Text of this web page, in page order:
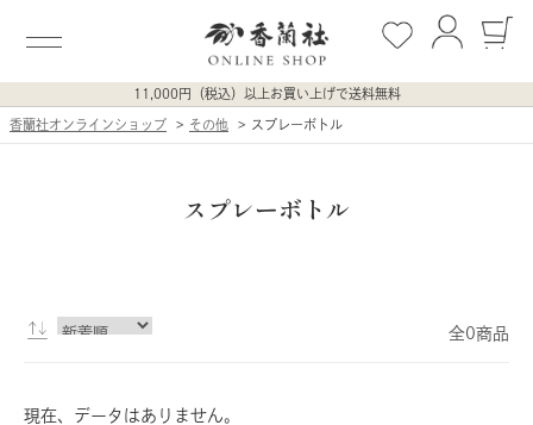
11,000円（税込）以上お買い上げで送料無料
香蘭社オンラインショップ その他 スプレーボトル
スプレーボトル
全0商品
現在、データはありません。